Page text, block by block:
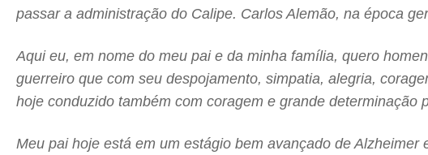
passar a administração do Calipe. Carlos Alemão, na época
Aqui eu, em nome do meu pai e da minha família, quero
guerreiro que com seu despojamento, simpatia, alegria,
hoje conduzido também com coragem e grande determinação
Meu pai hoje está em um estágio bem avançado de